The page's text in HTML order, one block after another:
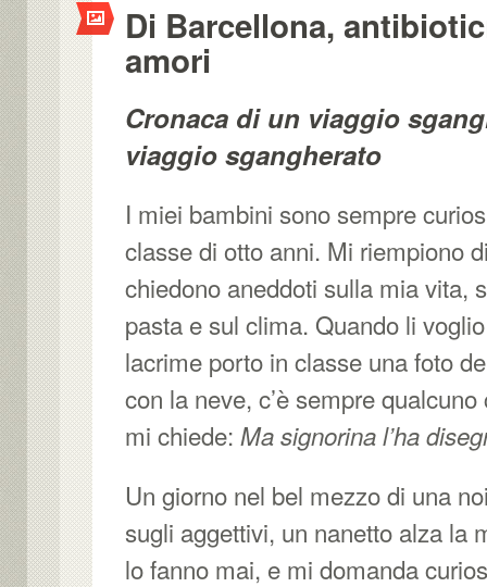
Di Barcellona,
amori
Cronaca di un viaggio
viaggio sgangherato
I miei bambini sono sempre
classe di otto anni. Mi riempiono
chiedono aneddoti sulla mia vita,
pasta e sul clima. Quando li
lacrime porto in classe una foto
con la neve, c’è sempre
mi chiede: Ma signorina l’ha
Un giorno nel bel mezzo di una
sugli aggettivi, un nanetto alza la
lo fanno mai, e mi domanda